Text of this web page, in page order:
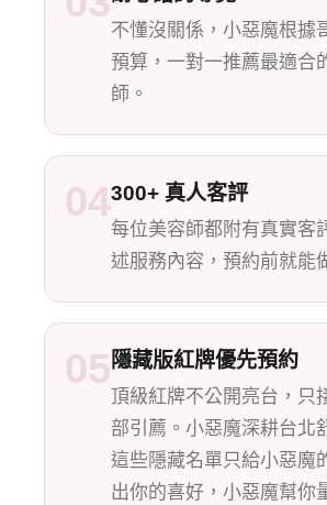
不懂沒關係，小惡魔根據
預算，一對一推薦最適合
師。
04300+ 真人客評
每位美容師都附有真實客
述服務內容，預約前就能
05隱藏版紅牌優先預約
頂級紅牌不公開亮台，只
部引薦。小惡魔深耕台北
這些隱藏名單只給小惡魔
出你的喜好，小惡魔幫你